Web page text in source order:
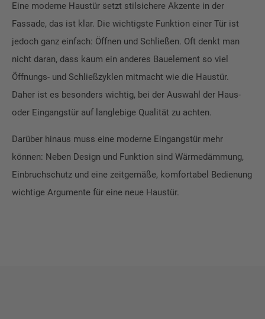
Eine moderne Haustür setzt stilsichere Akzente in der
Fassade, das ist klar. Die wichtigste Funktion einer Tür ist
jedoch ganz einfach: Öffnen und Schließen. Oft denkt man
nicht daran, dass kaum ein anderes Bauelement so viel
Öffnungs- und Schließzyklen mitmacht wie die Haustür.
Daher ist es besonders wichtig, bei der Auswahl der Haus-
oder Eingangstür auf langlebige Qualität zu achten.
Darüber hinaus muss eine moderne Eingangstür mehr
können: Neben Design und Funktion sind Wärmedämmung,
Einbruchschutz und eine zeitgemäße, komfortabel Bedienung
wichtige Argumente für eine neue Haustür.